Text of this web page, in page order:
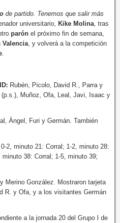
de partido. Tenemos que salir más
universitario, Kike Molina , tras
parón el próximo fin de semana,
Valencia , y volverá a la competición
Rubén, Picolo, David R., Parra y
(p.s.), Muñoz, Ofa, Leal, Javi, Isaac y
Ángel, Furi y Germán. También
2, minuto 21: Corral; 1-2, minuto 28:
38: Corral; 1-5, minuto 39;
Merino González. Mostraron tarjeta
R. y Ofa, y a los visitantes Germán
a la jornada 20 del Grupo I de